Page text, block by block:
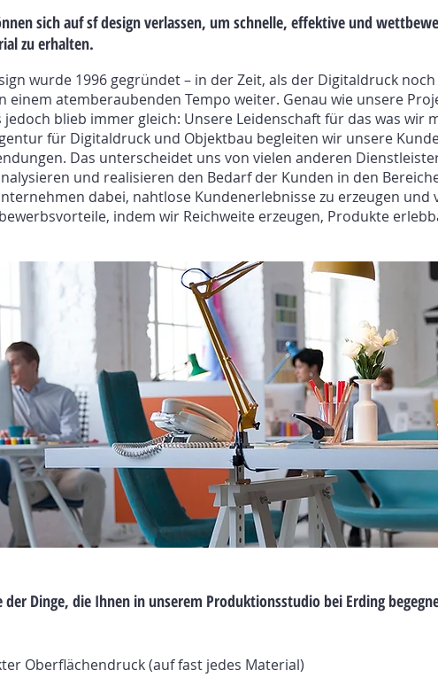
sich auf sf design verlassen, um schnelle, effektive und
zu erhalten.
wurde 1996 gegründet – in der Zeit, als der Digitaldruck
einem atemberaubenden Tempo weiter. Genau wie unsere
jedoch blieb immer gleich: Unsere Leidenschaft für das was wir
für Digitaldruck und Objektbau begleiten wir unsere
Das unterscheidet uns von vielen anderen
und realisieren den Bedarf der Kunden in den
dabei, nahtlose Kundenerlebnisse zu erzeugen
indem wir Reichweite erzeugen, Produkte
der Dinge, die Ihnen in unserem Produktionsstudio bei Erding
Oberflächendruck (auf fast jedes Material)